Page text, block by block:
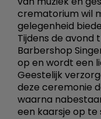
crematorium wil
gelegenheid
Tijdens de avond
Barbershop
op en wordt een
Geestelijk
deze ceremonie
waarna
een kaarsje op